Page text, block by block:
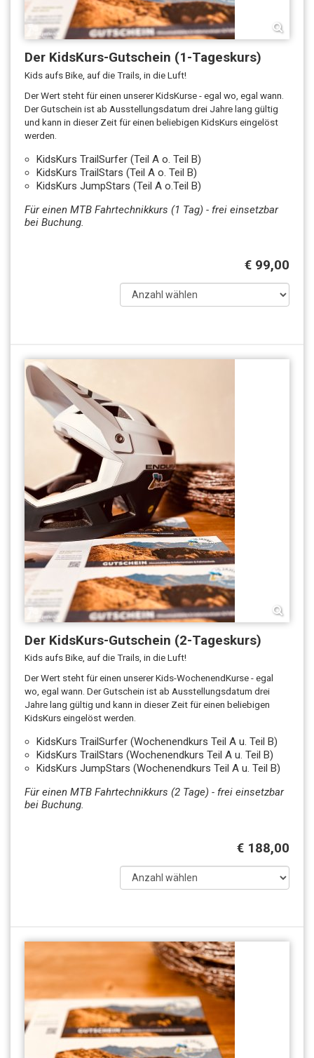
Der KidsKurs-Gutschein (1-Tageskurs)
Kids aufs Bike, auf die Trails, in die Luft!
Der Wert steht für einen unserer KidsKurse - egal wo, egal wann.
Der Gutschein ist ab Ausstellungsdatum drei Jahre lang gültig
und kann in dieser Zeit für einen beliebigen KidsKurs eingelöst
werden.
KidsKurs TrailSurfer (Teil A o. Teil B)
KidsKurs TrailStars (Teil A o. Teil B)
KidsKurs JumpStars (Teil A o.Teil B)
Für einen MTB Fahrtechnikkurs (1 Tag) - frei einsetzbar
bei Buchung.
€ 99,00
Der KidsKurs-Gutschein (2-Tageskurs)
Kids aufs Bike, auf die Trails, in die Luft!
Der Wert steht für einen unserer Kids-WochenendKurse - egal
wo, egal wann. Der Gutschein ist ab Ausstellungsdatum drei
Jahre lang gültig und kann in dieser Zeit für einen beliebigen
KidsKurs eingelöst werden.
KidsKurs TrailSurfer (Wochenendkurs Teil A u. Teil B)
KidsKurs TrailStars (Wochenendkurs Teil A u. Teil B)
KidsKurs JumpStars (Wochenendkurs Teil A u. Teil B)
Für einen MTB Fahrtechnikkurs (2 Tage) - frei einsetzbar
bei Buchung.
€ 188,00